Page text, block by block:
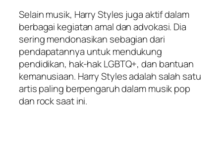
Selain musik, Harry Styles juga aktif dalam
berbagai kegiatan amal dan advokasi. Dia
sering mendonasikan sebagian dari
pendapatannya untuk mendukung
pendidikan, hak-hak LGBTQ+, dan bantuan
kemanusiaan. Harry Styles adalah salah satu
artis paling berpengaruh dalam musik pop
dan rock saat ini.